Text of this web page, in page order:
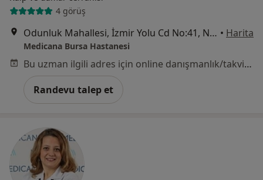
4 görüş
Odunluk Mahallesi, İzmir Yolu Cd No:41, Nilüfer • Harita
Medicana Bursa Hastanesi
Bu uzman ilgili adres için online danışmanlık/takvim sunmuyor.
Randevu talep et